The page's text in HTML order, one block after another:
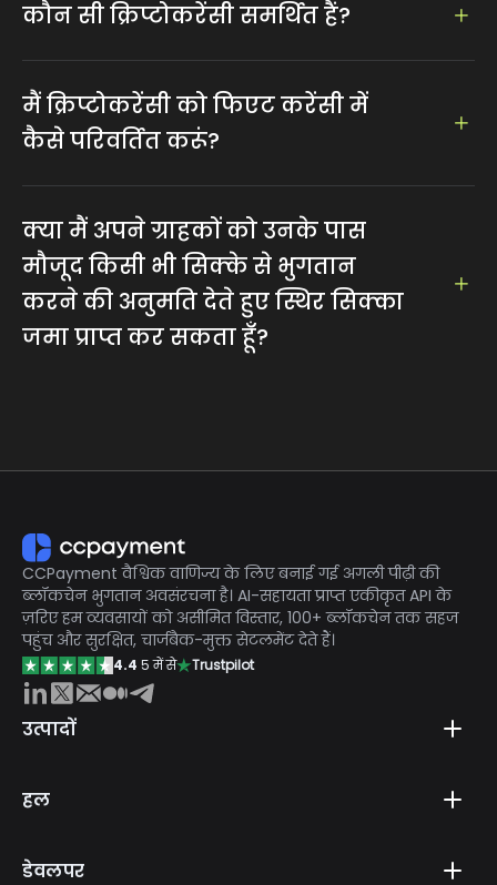
कौन सी क्रिप्टोकरेंसी समर्थित हैं?
जिनमें बिटकॉइन, एथेरियम, डॉगकॉइन, लाइटकॉइन, टीथर
शामिल हैं...
मैं क्रिप्टोकरेंसी को फिएट करेंसी में
कैसे परिवर्तित करूं?
निर्धारित करके आसानी से प्राप्त किया जा सकता है।
क्या मैं अपने ग्राहकों को उनके पास
मौजूद किसी भी सिक्के से भुगतान
करने की अनुमति देते हुए स्थिर सिक्का
जमा प्राप्त कर सकता हूँ?
स्थिर सिक्कों में परिवर्तित कर देंगे, जिन्हें आप अपने ग्राहकों को
CCPayment वैश्विक वाणिज्य के लिए बनाई गई अगली पीढ़ी की
ब्लॉकचेन भुगतान अवसंरचना है। AI-सहायता प्राप्त एकीकृत API के
ज़रिए हम व्यवसायों को असीमित विस्तार, 100+ ब्लॉकचेन तक सहज
पहुंच और सुरक्षित, चार्जबैक-मुक्त सेटलमेंट देते हैं।
4.4 5 में से Trustpilot
उत्पादों
हल
डेवलपर